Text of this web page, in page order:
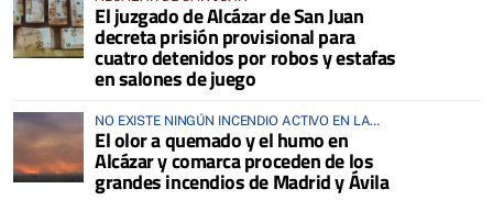
El juzgado de Alcázar de San Juan
decreta prisión provisional para
cuatro detenidos por robos y estafas
en salones de juego
NO EXISTE NINGÚN INCENDIO ACTIVO EN LA
COMARCA
El olor a quemado y el humo en
Alcázar y comarca proceden de los
grandes incendios de Madrid y Ávila